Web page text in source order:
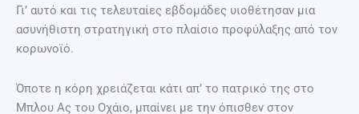
Γι’ αυτό και τις τελευταίες εβδομάδες υιοθέτησαν μια
ασυνήθιστη στρατηγική στο πλαίσιο προφύλαξης από τον
κορωνοϊό.
Όποτε η κόρη χρειάζεται κάτι απ’ το πατρικό της στο
Μπλου Ας του Οχάιο, μπαίνει με την όπισθεν στον